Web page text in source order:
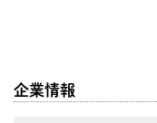
企業情報